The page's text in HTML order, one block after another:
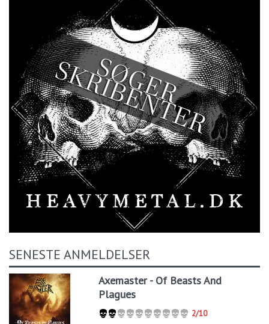
SENESTE ANMELDELSER
Axemaster - Of Beasts And
Plagues
2/10